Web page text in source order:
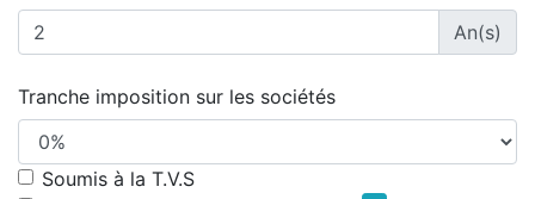
An(s)
Tranche imposition sur les sociétés
Soumis à la T.V.S